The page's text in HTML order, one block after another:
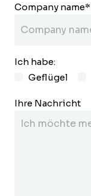
Company name*
Ich habe:
Geflügel
Ihre Nachricht